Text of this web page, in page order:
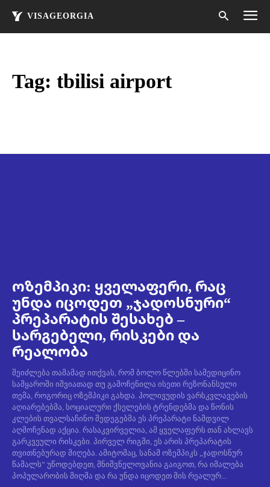
VISAGEORGIA
Tag: tbilisi airport
ოზემპიკი: ყველაფერი, რაც
უნდა იცოდეთ „ჯადოსნური“
პრეპარატის შესახებ –
სარგებელი, რისკები და
რეალობა
შეიძლება თამამად ითქვას, რომ ბოლო წლებში სამედიცინო
სამყაროში იშვიათად თუ გამოჩენილა ისეთი რეზონანსული
თემა, როგორიც ოზემპიკი გახდა. ჰოლივუდის ვარსკვლავების
აღიარებებმა, სოციალური ქსელების ტრენდებმა და წონის
კლების თვალსაჩინო შედეგებმა ეს პრეპარატი ნამდვილ
აღმოჩენად აქცია. რასაკვირველია, ამ ყველაფერს თან ახლავს
გარკვეული რისკები. პირველ რიგში, ეს არის პრეპარატის
თვითნებურად მიღება. ამიტომაც, სანამ ოზემპიკს „ჯადოსნურ
წამალს“ უწოდებდეთ, მნიშვნელოვანია გაიგოთ, რა იმალება
პოპულარობის მიღმა და რა უნდა იცოდეთ მის რეალურ...